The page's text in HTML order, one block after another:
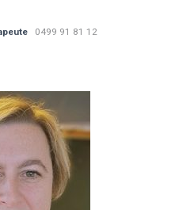
0499 91 81 12